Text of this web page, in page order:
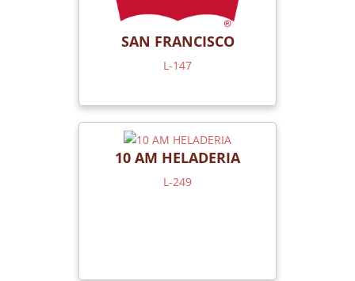
SAN FRANCISCO
L-147
10 AM HELADERIA
L-249